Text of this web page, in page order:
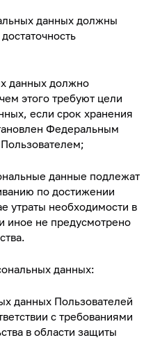
данных должны
данных должно
этого требуют цели
если срок хранения
Федеральным
данные подлежат
по достижении
утраты необходимости в
иное не предусмотрено
данных:
данных Пользователей
с требованиями
в области защиты